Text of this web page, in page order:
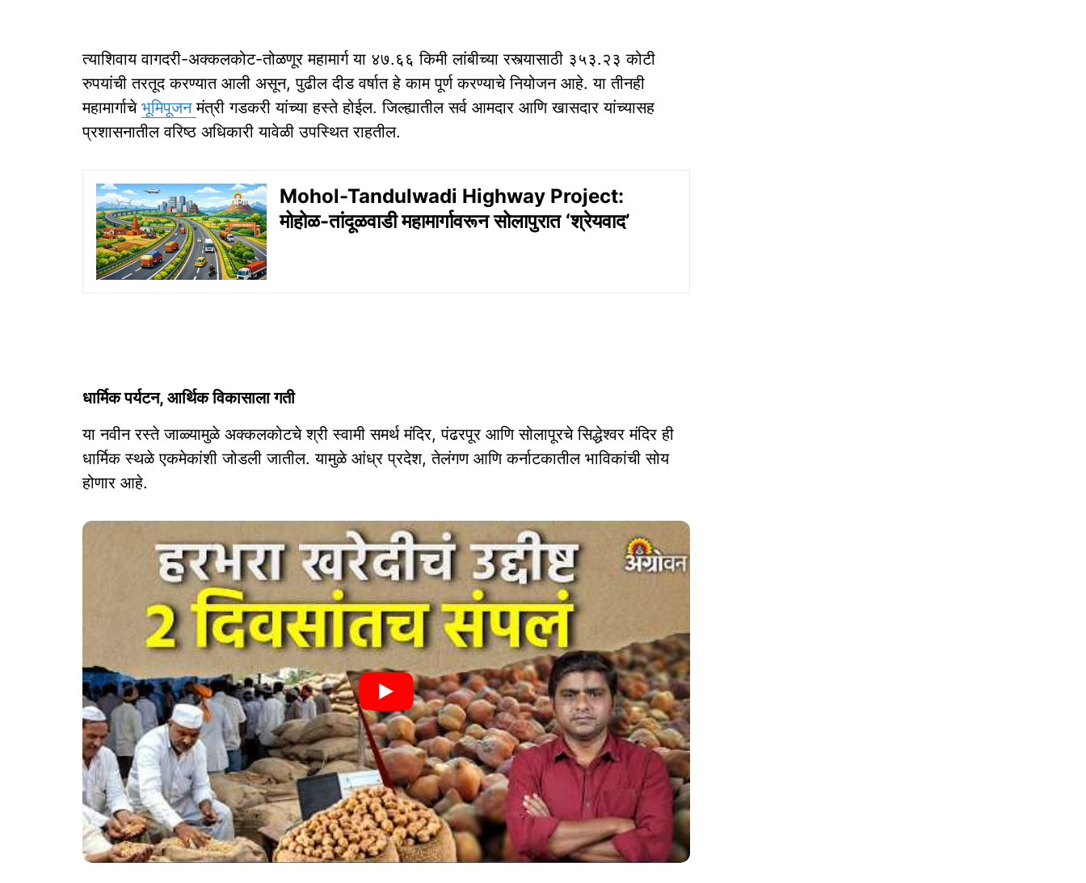
त्याशिवाय वागदरी-अक्कलकोट-तोळणूर महामार्ग या ४७.६६ किमी लांबीच्या रस्त्यासाठी ३५३.२३ कोटी
रुपयांची तरतूद करण्यात आली असून, पुढील दीड वर्षात हे काम पूर्ण करण्याचे नियोजन आहे. या तीनही
महामार्गाचे भूमिपूजनमंत्री गडकरी यांच्या हस्ते होईल. जिल्ह्यातील सर्व आमदार आणि खासदार यांच्यासह
प्रशासनातील वरिष्ठ अधिकारी यावेळी उपस्थित राहतील.
Mohol-Tandulwadi Highway Project:
मोहोळ-तांदूळवाडी महामार्गावरून सोलापुरात ‘श्रेयवाद’
धार्मिक पर्यटन, आर्थिक विकासाला गती
या नवीन रस्ते जाळ्यामुळे अक्कलकोटचे श्री स्वामी समर्थ मंदिर, पंढरपूर आणि सोलापूरचे सिद्धेश्वर मंदिर ही
धार्मिक स्थळे एकमेकांशी जोडली जातील. यामुळे आंध्र प्रदेश, तेलंगण आणि कर्नाटकातील भाविकांची सोय
होणार आहे.